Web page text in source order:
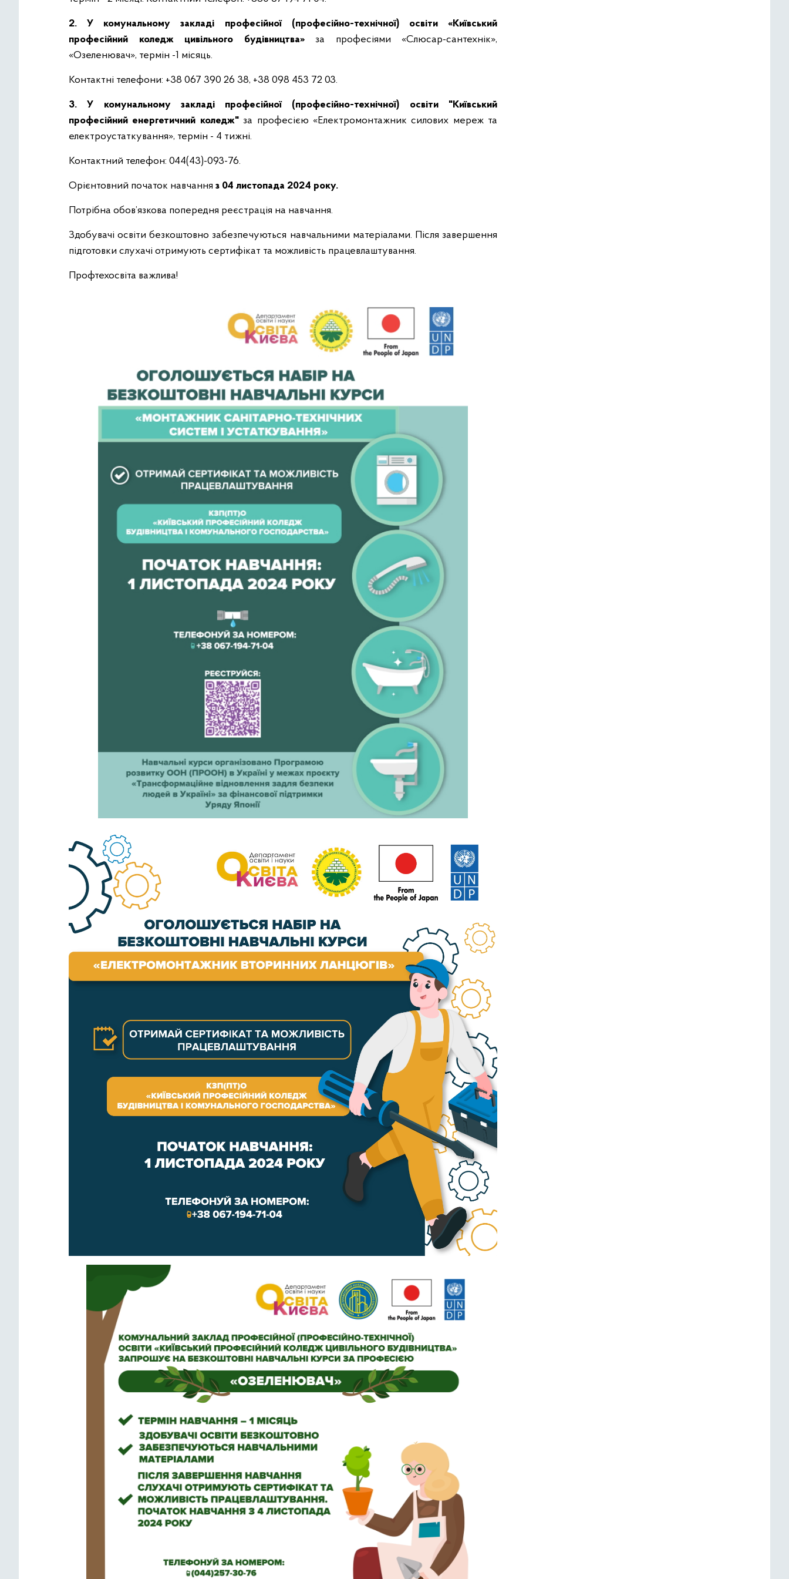
2. У комунальному закладі професійної (професійно-технічної) освіти «Київський
професійний коледж цивільного будівництва» за професіями «Слюсар-сантехнік»,
«Озеленювач», термін -1 місяць.
Контактні телефони: +38 067 390 26 38, +38 098 453 72 03.
3. У комунальному закладі професійної (професійно-технічної) освіти "Київський
професійний енергетичний коледж"за професією «Електромонтажник силових мереж та
електроустаткування», термін - 4 тижні.
Контактний телефон: 044(43)-093-76.
Орієнтовний початок навчання з 04 листопада 2024 року.
Потрібна обов’язкова попередня реєстрація на навчання.
Здобувачі освіти безкоштовно забезпечуються навчальними матеріалами. Після завершення
підготовки слухачі отримують сертифікат та можливість працевлаштування.
Профтехосвіта важлива!